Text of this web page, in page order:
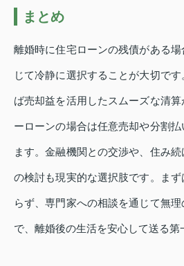
まとめ
離婚時に住宅ローンの残債がある
じて冷静に選択することが大切で
ば売却益を活用したスムーズな清
ーローンの場合は任意売却や分割
ます。金融機関との交渉や、住み
の検討も現実的な選択肢です。ま
らず、専門家への相談を通じて無
で、離婚後の生活を安心して送る第